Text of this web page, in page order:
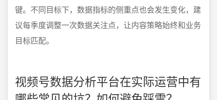
键。不同目标下，数据指标的侧重点也会发生变化，建
议每季度调整一次数据关注点，让内容策略始终和业务
目标匹配。
视频号数据分析平台在实际运营中有